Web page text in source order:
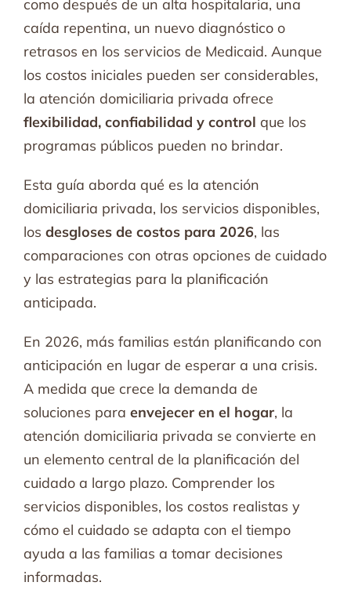
como después de un alta hospitalaria, una
caída repentina, un nuevo diagnóstico o
retrasos en los servicios de Medicaid. Aunque
los costos iniciales pueden ser considerables,
la atención domiciliaria privada ofrece
flexibilidad, confiabilidad y control que los
programas públicos pueden no brindar.
Esta guía aborda qué es la atención
domiciliaria privada, los servicios disponibles,
los desgloses de costos para 2026, las
comparaciones con otras opciones de cuidado
y las estrategias para la planificación
anticipada.
En 2026, más familias están planificando con
anticipación en lugar de esperar a una crisis.
A medida que crece la demanda de
soluciones para envejecer en el hogar, la
atención domiciliaria privada se convierte en
un elemento central de la planificación del
cuidado a largo plazo. Comprender los
servicios disponibles, los costos realistas y
cómo el cuidado se adapta con el tiempo
ayuda a las familias a tomar decisiones
informadas.